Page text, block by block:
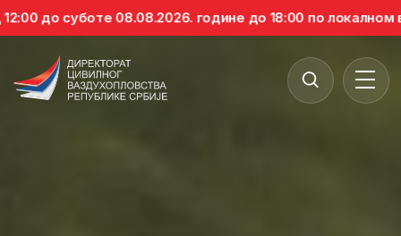
08.08.2026. године до 18:00 по локалном